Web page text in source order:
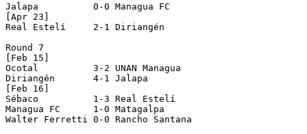
Jalapa          0-0 Managua FC
[Apr 23]
Real Estelí     2-1 Diriangén
Round 7
[Feb 15]
Ocotal          3-2 UNAN Managua
Diriangén       4-1 Jalapa
[Feb 16]
Sébaco          1-3 Real Estelí
Managua FC      1-0 Matagalpa
Walter Ferretti 0-0 Rancho Santana